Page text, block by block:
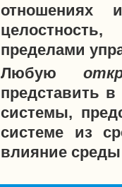
пределами
Любую
представить
системы,
системе из
влияние среды